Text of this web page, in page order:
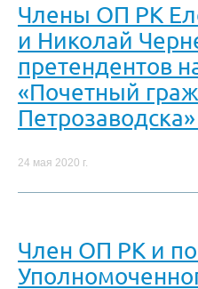
Члены ОП РК
и Николай
претендентов
«Почетный
24 мая 2020 г.
Член ОП РК и